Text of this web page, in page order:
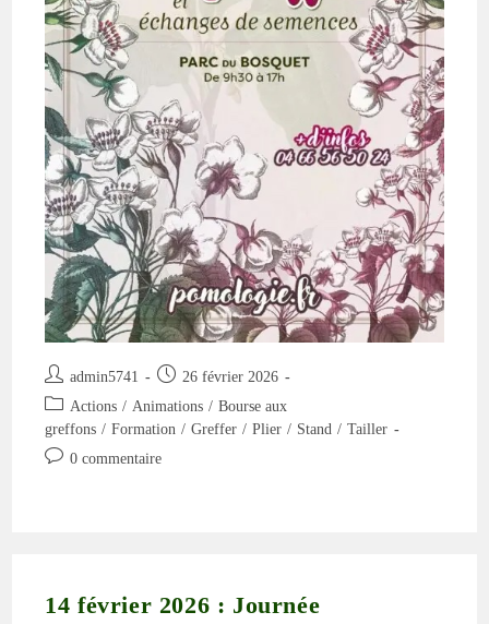
Auteur/autrice
de
publication :
admin5741
Publication
publiée :
26 février 2026
Post
category:
Actions / Animations / Bourse aux
greffons / Formation / Greffer / Plier / Stand / Tailler
Commentaires
0 commentaire
14 février 2026 : Journée